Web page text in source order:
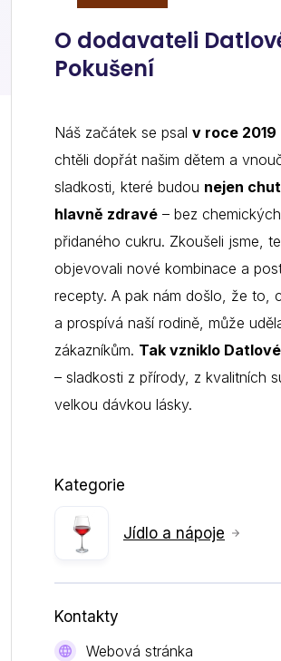
O dodavateli
Pokušení
Náš začátek se psal v roce 2019
chtěli dopřát našim dětem a
sladkosti, které budou nejen
hlavně zdravé – bez
přidaného cukru. Zkoušeli jsme,
objevovali nové kombinace a
recepty. A pak nám došlo, že to,
a prospívá naší rodině, může
zákazníkům. Tak vzniklo
– sladkosti z přírody, z kvalitních
velkou dávkou lásky.
Kategorie
Jídlo a nápoje
Kontakty
Webová stránka